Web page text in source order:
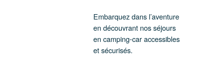
Embarquez dans l’aventure
en découvrant nos séjours
en camping-car accessibles
et sécurisés.